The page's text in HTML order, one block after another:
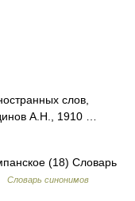
слов,
А.Н., 1910 …
(18) Словарь
Словарь синонимов